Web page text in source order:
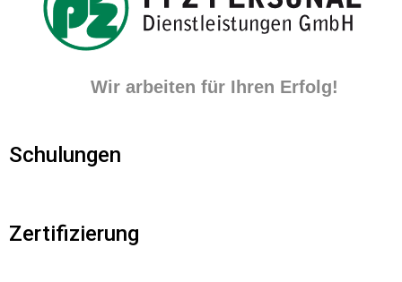
Wir arbeiten für Ihren Erfolg!
Schulungen
Zertifizierung